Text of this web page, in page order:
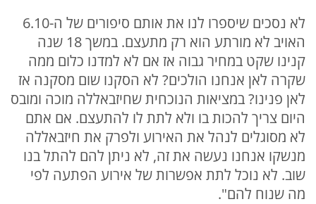
לא נסכים שיספרו לנו את אותם סיפורים של ה-6.10
האויב לא מורתע הוא רק מתעצם. במשך 18 שנה
קנינו שקט במחיר גבוה אז אם לא למדנו כלום ממה
שקרה לאן אנחנו הולכים? לא הסקנו שום מסקנה אז
לאן פנינו? במציאות הנוכחית שחיזבאללה מוכה ומובס
היום צריך להכות בו ולא לתת לו להתעצם. אם אתם
לא מסוגלים לנהל את האירוע ולפרק את חיזבאללה
מנשקו אנחנו נעשה את זה, לא ניתן להם להתל בנו
שוב. לא נוכל לתת אפשרות של אירוע הפתעה לפי
מה שנוח להם".